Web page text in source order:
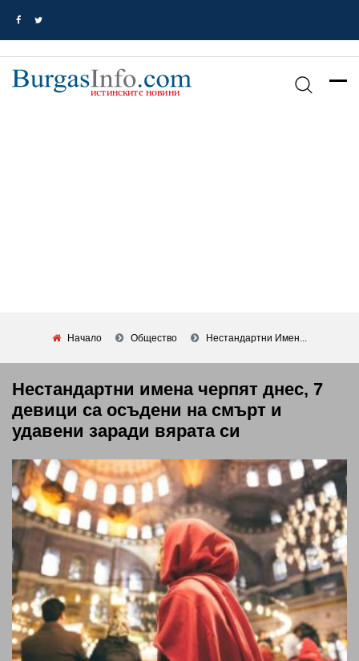
Начало Общество Нестандартни Имен...
Нестандартни имена черпят днес, 7
девици са осъдени на смърт и
удавени заради вярата си